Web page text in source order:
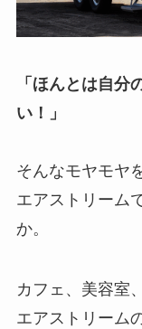
「ほんとは自分
い！」
そんなモヤモヤ
エアストリーム
か。
カフェ、美容
エアストリーム